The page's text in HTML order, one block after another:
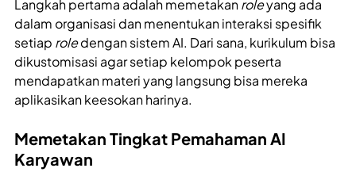
Langkah pertama adalah memetakanroleyang ada
dalam organisasi dan menentukan interaksi spesifik
setiap roledengan sistem AI. Dari sana, kurikulum bisa
dikustomisasi agar setiap kelompok peserta
mendapatkan materi yang langsung bisa mereka
aplikasikan keesokan harinya.
Memetakan Tingkat Pemahaman AI
Karyawan